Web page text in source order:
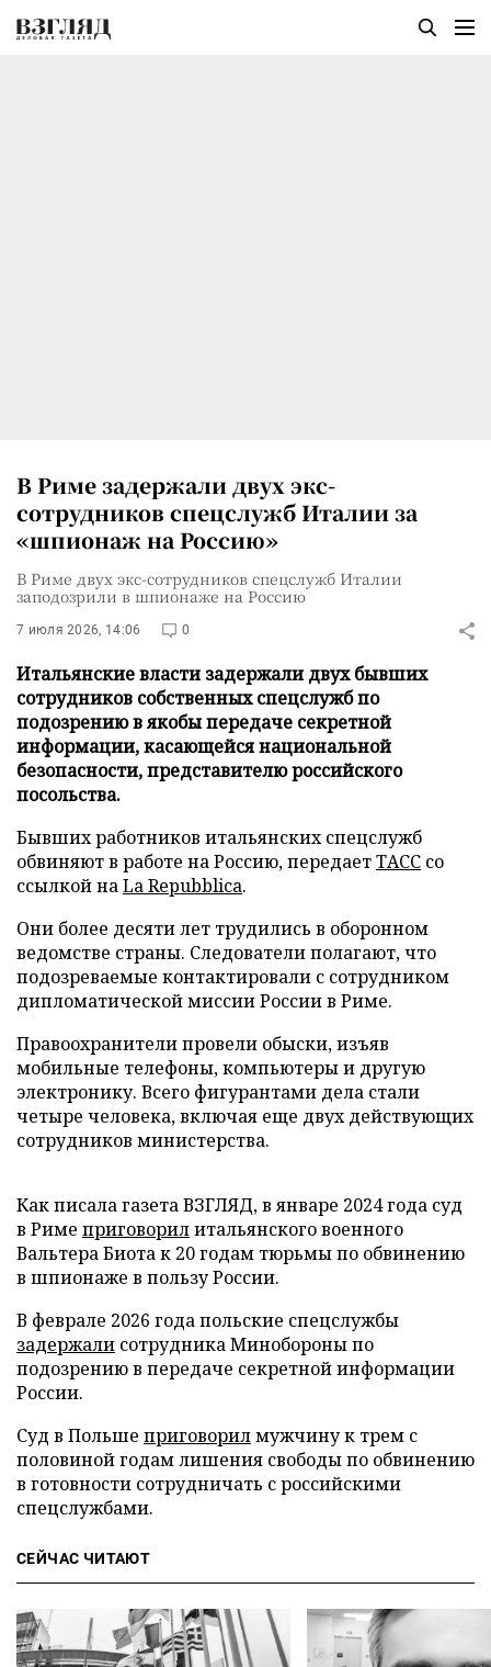
В Риме задержали двух экс-
сотрудников спецслужб Италии за
«шпионаж на Россию»
В Риме двух экс-сотрудников спецслужб Италии
заподозрили в шпионаже на Россию
7 июля 2026, 14:06 0
Итальянские власти задержали двух бывших
сотрудников собственных спецслужб по
подозрению в якобы передаче секретной
информации, касающейся национальной
безопасности, представителю российского
посольства.
Бывших работников итальянских спецслужб
обвиняют в работе на Россию, передаетТАСС со
ссылкой наLa Repubblica.
Они более десяти лет трудились в оборонном
ведомстве страны. Следователи полагают, что
подозреваемые контактировали с сотрудником
дипломатической миссии России в Риме.
Правоохранители провели обыски, изъяв
мобильные телефоны, компьютеры и другую
электронику. Всего фигурантами дела стали
четыре человека, включая еще двух действующих
сотрудников министерства.
Как писала газета ВЗГЛЯД, в январе 2024 года суд
в Риме приговорилитальянского военного
Вальтера Биота к 20 годам тюрьмы по обвинению
в шпионаже в пользу России.
В феврале 2026 года польские спецслужбы
задержали сотрудника Минобороны по
подозрению в передаче секретной информации
России.
Суд в Польше приговорилмужчину к трем с
половиной годам лишения свободы по обвинению
в готовности сотрудничать с российскими
спецслужбами.
СЕЙЧАС ЧИТАЮТ